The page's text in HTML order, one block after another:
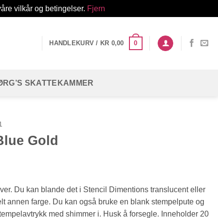
vilkår og betingelser. Fjern
HANDLEKURV / KR 0,00 0
SKATTEKAMMER
Gold
Du kan blande det i Stencil Dimentions translucent eller
annen farge. Du kan også bruke en blank stempelpute og
med shimmer i. Husk å forsegle. Inneholder 20